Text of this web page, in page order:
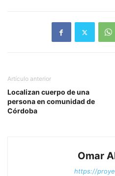
Artículo anterior
Localizan cuerpo de una
persona en comunidad de
Córdoba
Omar
https://